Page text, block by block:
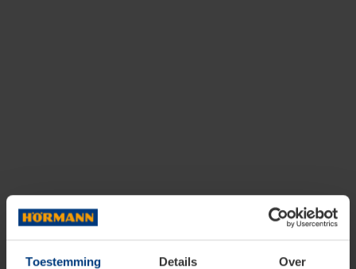
Toestemming Details Over